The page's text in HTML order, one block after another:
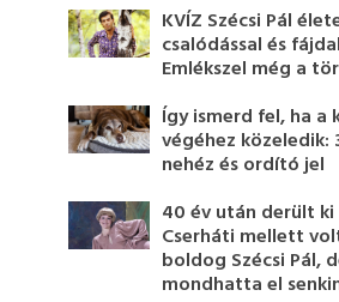
KVÍZ Szécsi Pál
csalódással és
Emlékszel még a
Így ismerd fel, ha a
végéhez közeledik:
nehéz és ordító jel
40 év után derült
Cserháti mellett
boldog Szécsi Pál,
mondhatta el